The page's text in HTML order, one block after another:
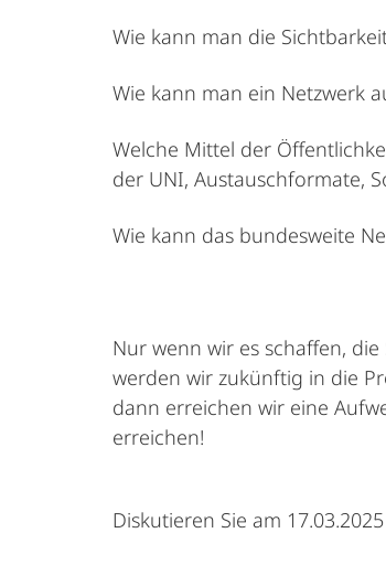
Wie kann man die
Wie kann man ein Netzwerk
Welche Mittel der
der UNI, Austauschformate,
Wie kann das bundesweite
Nur wenn wir es schaffen,
werden wir zukünftig in die
dann erreichen wir eine
erreichen!
Diskutieren Sie am